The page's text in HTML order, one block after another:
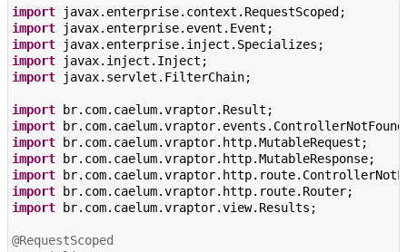
import javax.enterprise.context.RequestScoped ;
import
javax.enterprise.event.Event ;
import
javax.enterprise.inject.Specializes ;
import
javax.inject.Inject ;
import
javax.servlet.FilterChain;
import br.com.caelum.vraptor.Result ;
import
br.com.caelum.vraptor.events.ControllerNotFound
import
br.com.caelum.vraptor.http.MutableRequest ;
import
br.com.caelum.vraptor.http.MutableResponse;
import
import
br.com.caelum.vraptor.http.route.Router;
import
br.com.caelum.vraptor.view.Results ;
@RequestScoped